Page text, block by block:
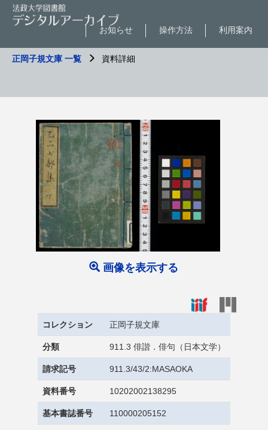
利用案内
操作方法
お知らせ
正岡子規文庫 一覧 資料詳細
画像を表示する
コレクション 正岡子規文庫
分類 911.3 俳諧．俳句（日本文学）
請求記号 911.3/43/2:MASAOKA
資料番号 10202002138295
基本書誌番号 110000205152